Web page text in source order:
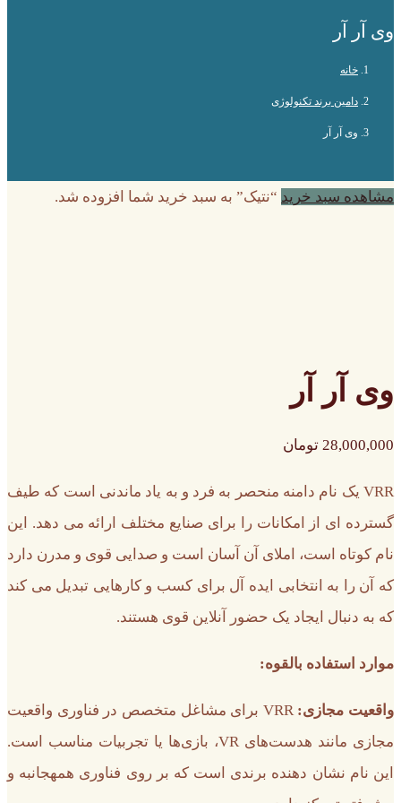
وی آر آر
خانه
دامین برند تکنولوژی
وی آر آر
مشاهده سبد خرید “نتیک” به سبد خرید شما افزوده شد.
وی آر آر
28,000,000 تومان
VRR یک نام دامنه منحصر به فرد و به یاد ماندنی است که طیف
گسترده ای از امکانات را برای صنایع مختلف ارائه می دهد. این
نام کوتاه است، املای آن آسان است و صدایی قوی و مدرن دارد
که آن را به انتخابی ایده آل برای کسب و کارهایی تبدیل می کند
که به دنبال ایجاد یک حضور آنلاین قوی هستند.
موارد استفاده بالقوه:
واقعیت مجازی:
VRR برای مشاغل متخصص در فناوری واقعیت
مجازی مانند هدست‌های VR، بازی‌ها یا تجربیات مناسب است.
این نام نشان دهنده برندی است که بر روی فناوری همهجانبه و